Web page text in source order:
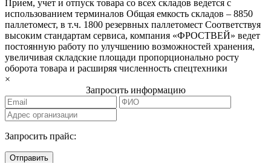
Прием, учет и отпуск товара со всех складов ведется с
использованием терминалов Общая емкость складов – 8850
паллетомест, в т.ч. 1800 резервных паллетомест Соответствуя
высоким стандартам сервиса, компания «ФРОСТВЕЙ» ведет
постоянную работу по улучшению возможностей хранения,
увеличивая складские площади пропорционально росту
оборота товара и расширяя численность спецтехники
×
Запросить информацию
Запросить прайс:
Отправить